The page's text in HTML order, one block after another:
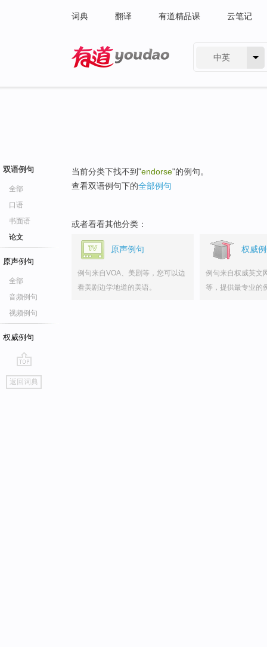
词典 翻译 有道精品课 云笔记
中英
双语例句
全部
口语
书面语
论文
原声例句
全部
音频例句
视频例句
权威例句
go
top
返回词典
当前分类下找不到"endorse"的例句。
查看双语例句下的全部例句
或者看看其他分类：
原声例句
例句来自VOA、美剧等，您可以边
看美剧边学地道的美语。
权威
例句来自权威英文
等，提供最专业的